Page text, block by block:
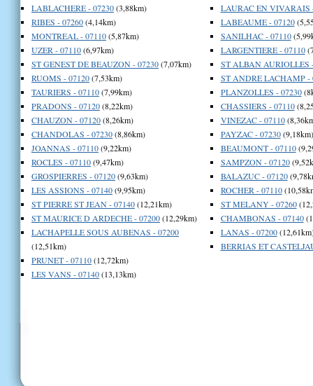
LABLACHERE - 07230(3,88km)
RIBES - 07260(4,14km)
MONTREAL - 07110(5,87km)
UZER - 07110(6,97km)
ST GENEST DE BEAUZON - 07230(7,07km)
RUOMS - 07120(7,53km)
TAURIERS - 07110(7,99km)
PRADONS - 07120(8,22km)
CHAUZON - 07120(8,26km)
CHANDOLAS - 07230(8,86km)
JOANNAS - 07110(9,22km)
ROCLES - 07110(9,47km)
GROSPIERRES - 07120(9,63km)
LES ASSIONS - 07140(9,95km)
ST PIERRE ST JEAN - 07140(12,21km)
ST MAURICE D ARDECHE - 07200(12,29km)
LACHAPELLE SOUS AUBENAS - 07200
(12,51km)
PRUNET - 07110(12,72km)
LES VANS - 07140(13,13km)
LAURAC EN VIVARAIS
LABEAUME - 07120
SANILHAC - 07110
LARGENTIERE - 07110
ST ALBAN AURIOLLES
ST ANDRE LACHAMP -
PLANZOLLES - 07230
CHASSIERS - 07110
VINEZAC - 07110
PAYZAC - 07230(9,18km)
BEAUMONT - 07110
SAMPZON - 07120
BALAZUC - 07120
ROCHER - 07110
ST MELANY - 07260
CHAMBONAS - 07140
LANAS - 07200
BERRIAS ET